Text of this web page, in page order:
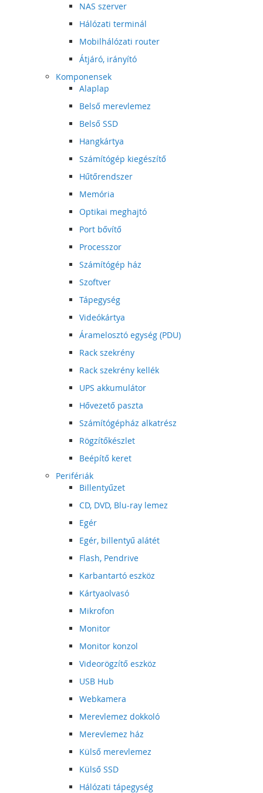
NAS szerver
Hálózati terminál
Mobilhálózati router
Átjáró, irányító
Komponensek
Alaplap
Belső merevlemez
Belső SSD
Hangkártya
Számítógép kiegészítő
Hűtőrendszer
Memória
Optikai meghajtó
Port bővítő
Processzor
Számítógép ház
Szoftver
Tápegység
Videókártya
Áramelosztó egység (PDU)
Rack szekrény
Rack szekrény kellék
UPS akkumulátor
Hővezető paszta
Számítógépház alkatrész
Rögzítőkészlet
Beépítő keret
Perifériák
Billentyűzet
CD, DVD, Blu-ray lemez
Egér
Egér, billentyű alátét
Flash, Pendrive
Karbantartó eszköz
Kártyaolvasó
Mikrofon
Monitor
Monitor konzol
Videorögzítő eszköz
USB Hub
Webkamera
Merevlemez dokkoló
Merevlemez ház
Külső merevlemez
Külső SSD
Hálózati tápegység